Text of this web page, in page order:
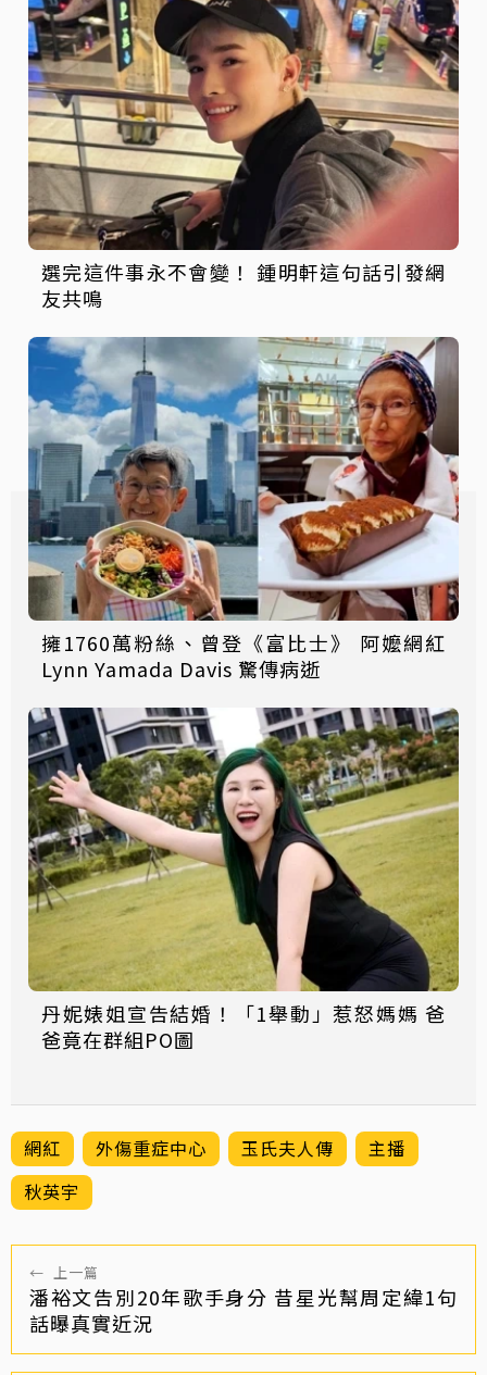
選完這件事永不會變！ 鍾明軒這句話引發網
友共鳴
擁1760萬粉絲、曾登《富比士》 阿嬤網紅
Lynn Yamada Davis 驚傳病逝
丹妮婊姐宣告結婚！「1舉動」惹怒媽媽 爸
爸竟在群組PO圖
網紅 外傷重症中心 玉氏夫人傳
主播
秋英宇
← 上一篇
潘裕文告別20年歌手身分 昔星光幫周定緯1句
話曝真實近況